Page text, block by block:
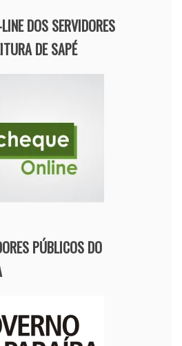
DOS SERVIDORES
DE SAPÉ
PÚBLICOS DO